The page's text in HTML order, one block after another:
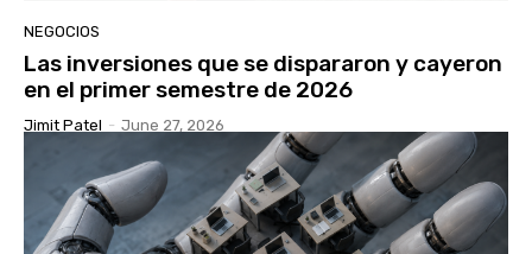
NEGOCIOS
Las inversiones que se dispararon y cayeron
en el primer semestre de 2026
Jimit Patel - June 27, 2026